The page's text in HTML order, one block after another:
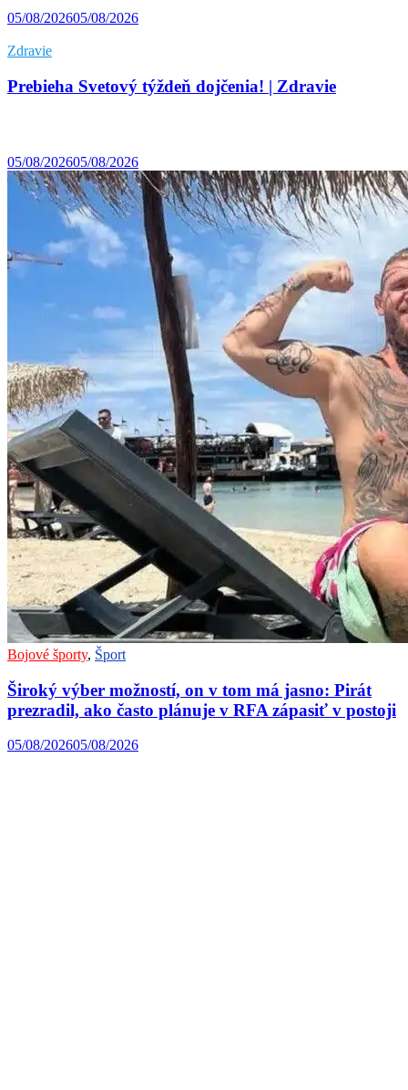
05/08/202605/08/2026
Zdravie
Prebieha Svetový týždeň dojčenia! | Zdravie
05/08/202605/08/2026
Bojové športy, Šport
Široký výber možností, on v tom má jasno: Pirát
prezradil, ako často plánuje v RFA zápasiť v postoji
05/08/202605/08/2026